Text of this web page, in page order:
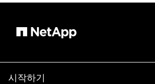
시작하기